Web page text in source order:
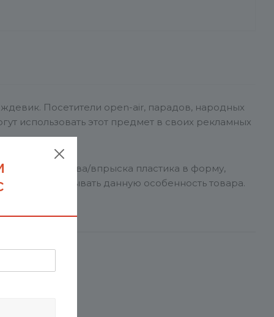
Посетители open-air, парадов, народных
использовать этот предмет в своих рекламных
— место вдува/впрыска пластика в форму,
учитывать данную особенность товара.